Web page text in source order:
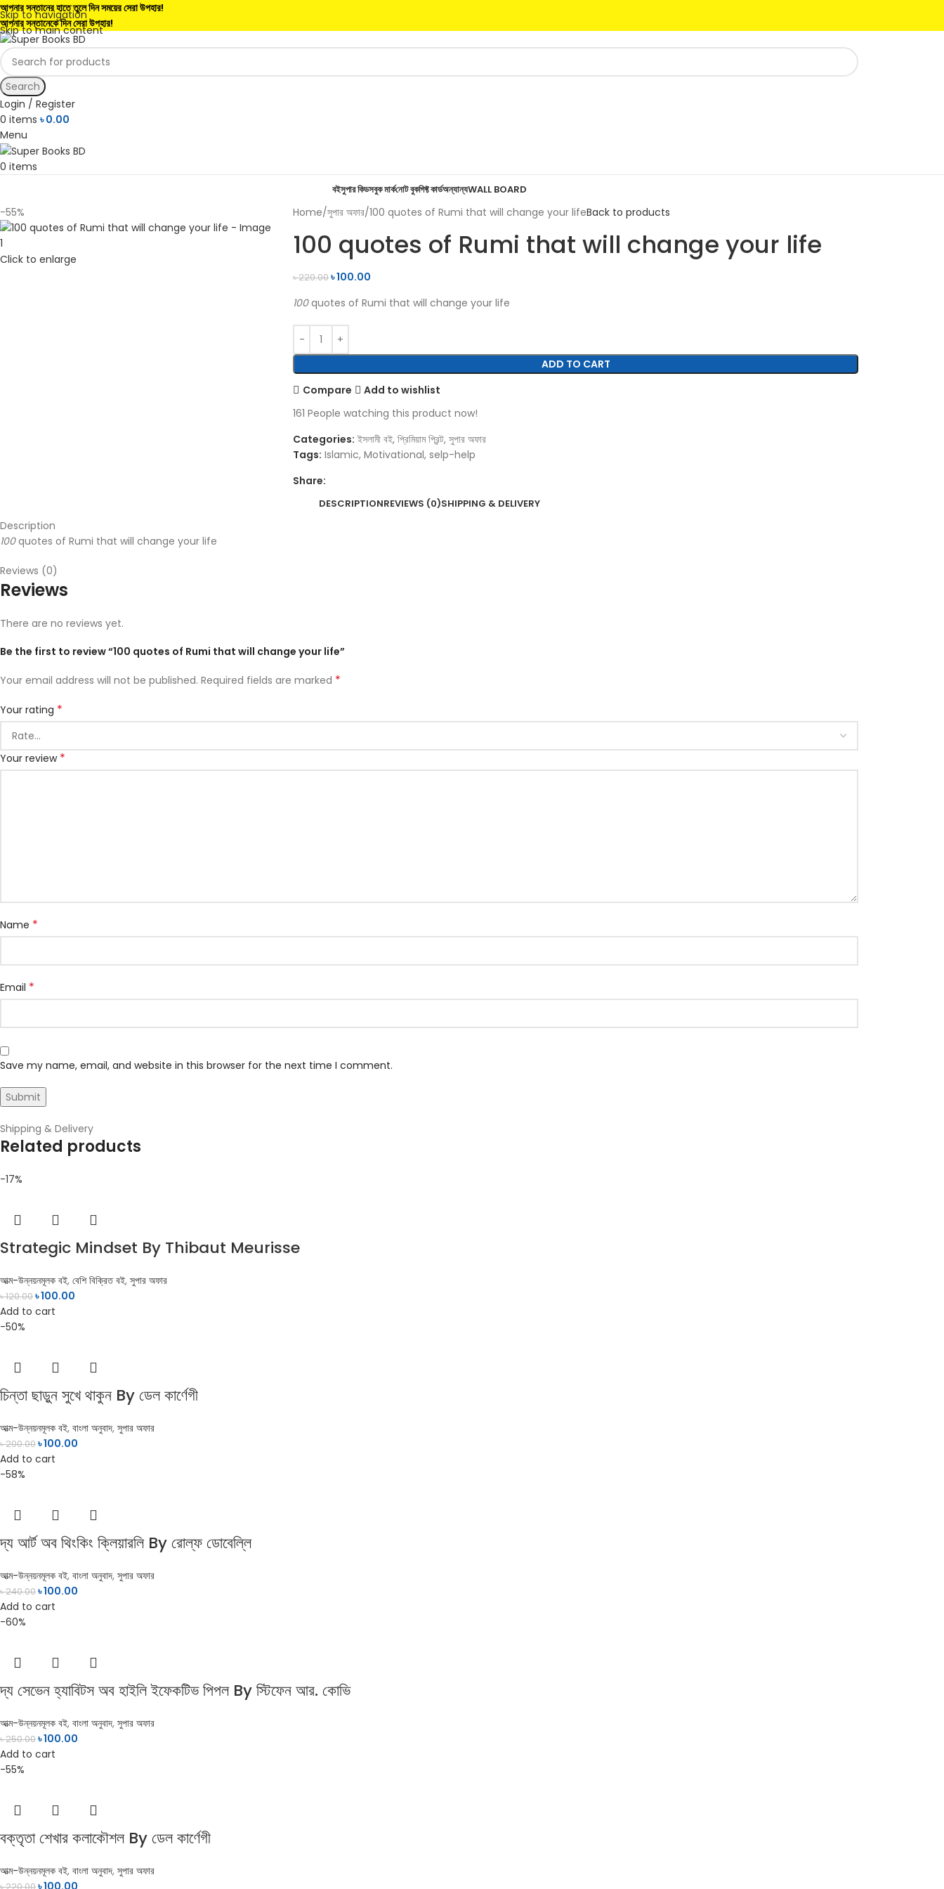
Skip to navigation
Skip to main content
আপনার সন্তানের হাতে তুলে দিন সময়ের সেরা উপহার!
আপনার সন্তানেকে দিন সেরা উপহার!
Search
Login / Register
0 items ৳0.00
Menu
0 items
বইসুপার কিডসবুক মার্কনোট বুকগিফ্ট কার্ডঅন্যান্যWALL BOARD
-55%
Click to enlarge
Home সুপার অফার 100 quotes of Rumi that will change your lifeBack to products
100 quotes of Rumi that will change your life
৳220.00৳100.00
100quotes of Rumi that will change your life
ADD TO CART
Compare
Add to wishlist
161 People watching this product now!
Categories: ইসলামী বই, প্রিমিয়াম প্রিন্ট, সুপার অফার
Tags: Islamic, Motivational, selp-help
Share:
DESCRIPTIONREVIEWS (0)SHIPPING & DELIVERY
Description
100quotes of Rumi that will change your life
Reviews (0)
Reviews
There are no reviews yet.
Be the first to review “100 quotes of Rumi that will change your life”
Your email address will not be published. Required fields are marked *
Your rating *
Your review *
Name *
Email *
Save my name, email, and website in this browser for the next time I comment.
Shipping & Delivery
Related products
-17%
Strategic Mindset By Thibaut Meurisse
আত্ম-উন্নয়নমূলক বই, বেশি বিক্রিত বই, সুপার অফার
৳120.00৳100.00
Add to cart
-50%
চিন্তা ছাড়ুন সুখে থাকুন By ডেল কার্ণেগী
আত্ম-উন্নয়নমূলক বই, বাংলা অনুবাদ, সুপার অফার
৳200.00৳100.00
Add to cart
-58%
দ্য আর্ট অব থিংকিং ক্লিয়ারলি By রোল্‌ফ ডোবেল্লি
আত্ম-উন্নয়নমূলক বই, বাংলা অনুবাদ, সুপার অফার
৳240.00৳100.00
Add to cart
-60%
দ্য সেভেন হ্যাবিটস অব হাইলি ইফেকটিভ পিপল By স্টিফেন আর. কোভি
আত্ম-উন্নয়নমূলক বই, বাংলা অনুবাদ, সুপার অফার
৳250.00৳100.00
Add to cart
-55%
বক্তৃতা শেখার কলাকৌশল By ডেল কার্ণেগী
আত্ম-উন্নয়নমূলক বই, বাংলা অনুবাদ, সুপার অফার